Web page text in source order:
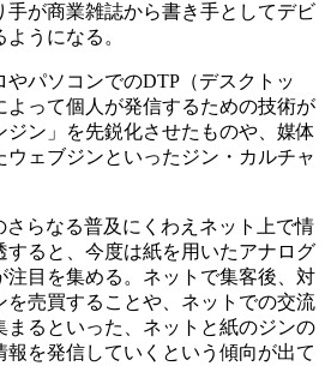
手が商業雑誌から書き手としてデビ
うになる。
パソコンでのDTP（デスクトッ
よって個人が発信するための技術が
ジン」を先鋭化させたものや、媒体
ウェブジンといったジン・カルチャ
らなる普及にくわえネット上で情
すると、今度は紙を用いたアナログ
注目を集める。ネットで集客後、対
を売買することや、ネットでの交流
まるといった、ネットと紙のジンの
報を発信していくという傾向が出て